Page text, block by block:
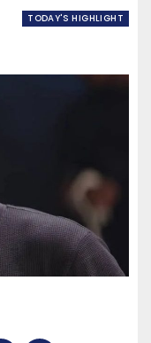
TODAY'S HIGHLIGHT